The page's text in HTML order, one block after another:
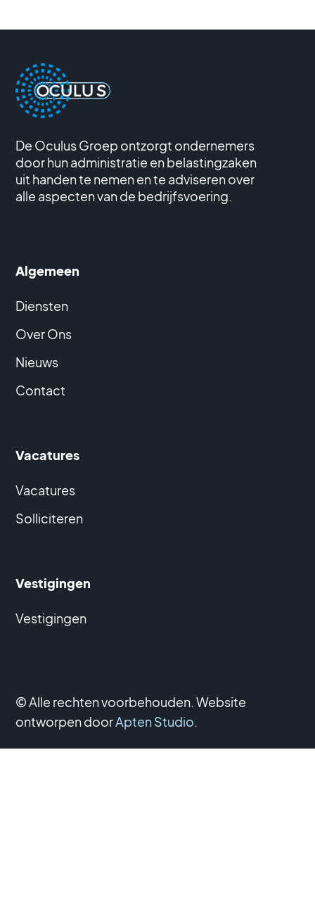
De Oculus Groep ontzorgt ondernemers
door hun administratie en belastingzaken
uit handen te nemen en te adviseren over
alle aspecten van de bedrijfsvoering.
Algemeen
Diensten
Over Ons
Nieuws
Contact
Vacatures
Vacatures
Solliciteren
Vestigingen
Vestigingen
© Alle rechten voorbehouden. Website
ontworpen doorApten Studio.